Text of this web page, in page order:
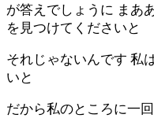
が答えでしょうに まあ
を見つけてくださいと
それじゃないんです 私
いと
だから私のところに一